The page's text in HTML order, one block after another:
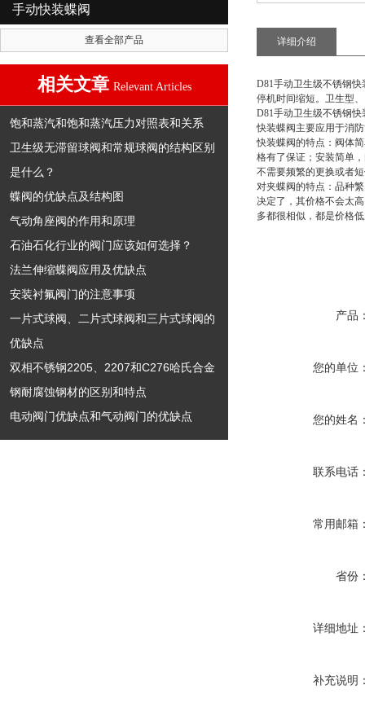
手动快装蝶阀
查看全部产品
相关文章 Relevant Articles
饱和蒸汽和饱和蒸汽压力对照表和关系
卫生级无滞留球阀和常规球阀的结构区别
是什么？
蝶阀的优缺点及结构图
气动角座阀的作用和原理
石油石化行业的阀门应该如何选择？
法兰伸缩蝶阀应用及优缺点
安装衬氟阀门的注意事项
一片式球阀、二片式球阀和三片式球阀的
优缺点
双相不锈钢2205、2207和C276哈氏合金
钢耐腐蚀钢材的区别和特点
电动阀门优缺点和气动阀门的优缺点
详细介绍
D81手动卫生级不锈钢快
停机时间缩短。卫生型
D81手动卫生级不锈钢快
快装蝶阀主要应用于消
快装蝶阀的特点：阀体
格有了保证；安装简单
不需要频繁的更换或者
对夹蝶阀的特点：品种
决定了，其价格不会太
多都很相似，都是价格
产品
您的单位
您的姓名
联系电话
常用邮箱
省份
详细地址
补充说明